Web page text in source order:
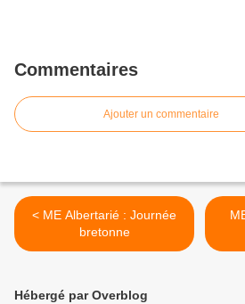
Commentaires
Ajouter un commentaire
< ME Albertarié : Journée
bretonne
Hébergé par Overblog